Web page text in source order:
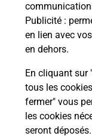
Publicité :
en lien avec
en dehors.
En cliquant sur
tous les
fermer" vous
les cookies
seront
Puis-je
avec La
conditions ?
Localiser Liste